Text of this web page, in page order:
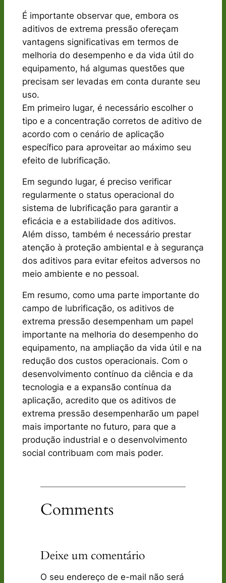
É importante observar que, embora os
aditivos de extrema pressão ofereçam
vantagens significativas em termos de
melhoria do desempenho e da vida útil do
equipamento, há algumas questões que
precisam ser levadas em conta durante seu
uso.
Em primeiro lugar, é necessário escolher o
tipo e a concentração corretos de aditivo de
acordo com o cenário de aplicação
específico para aproveitar ao máximo seu
efeito de lubrificação.
Em segundo lugar, é preciso verificar
regularmente o status operacional do
sistema de lubrificação para garantir a
eficácia e a estabilidade dos aditivos.
Além disso, também é necessário prestar
atenção à proteção ambiental e à segurança
dos aditivos para evitar efeitos adversos no
meio ambiente e no pessoal.
Em resumo, como uma parte importante do
campo de lubrificação, os aditivos de
extrema pressão desempenham um papel
importante na melhoria do desempenho do
equipamento, na ampliação da vida útil e na
redução dos custos operacionais. Com o
desenvolvimento contínuo da ciência e da
tecnologia e a expansão contínua da
aplicação, acredito que os aditivos de
extrema pressão desempenharão um papel
mais importante no futuro, para que a
produção industrial e o desenvolvimento
social contribuam com mais poder.
Comments
Deixe um comentário
O seu endereço de e-mail não será